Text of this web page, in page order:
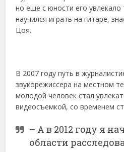
но еще с юности его
научился играть на гитаре,
Цоя.
В 2007 году путь в
звукорежиссера на местном
молодой человек стал
видеосъемкой, со временем
– А в 2012 году я
области